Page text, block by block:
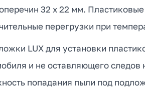
32 х 22 мм.
перегрузки при
LUX для установки
и не оставляющего
попадания пыли под